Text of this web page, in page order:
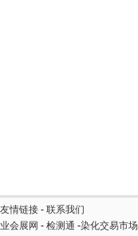
友情链接 - 联系我们
会展网 - 检测通 -染化交易市场